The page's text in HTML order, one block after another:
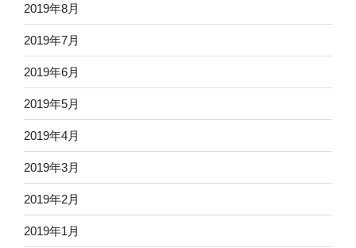
2019年8月
2019年7月
2019年6月
2019年5月
2019年4月
2019年3月
2019年2月
2019年1月